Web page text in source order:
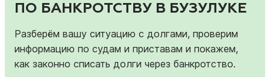
ПО БАНКРОТСТВУ В БУЗУЛУКЕ
Разберём вашу ситуацию с долгами, проверим
информацию по судам и приставам и покажем,
как законно списать долги через банкротство.